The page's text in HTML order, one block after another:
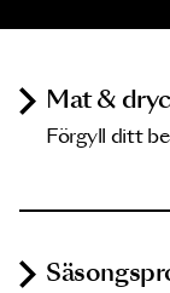
Mat &
Förgyll ditt